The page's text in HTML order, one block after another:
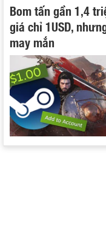
Bom tấn gần 1,4
giá chỉ 1USD,
may mắn